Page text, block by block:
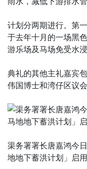
计划分两期进行。第
于去年十月的一场黑
游乐场及马场免受水浸
典礼的其他主礼嘉宾
伟国博士和湾仔区议
渠务署署长唐嘉鸿今
地地下蓄洪计划」启